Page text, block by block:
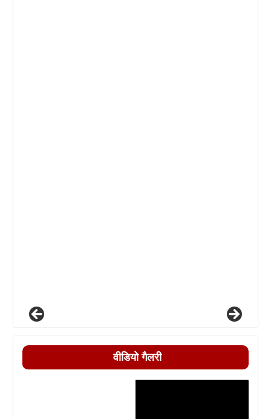
वीडियो गैलरी